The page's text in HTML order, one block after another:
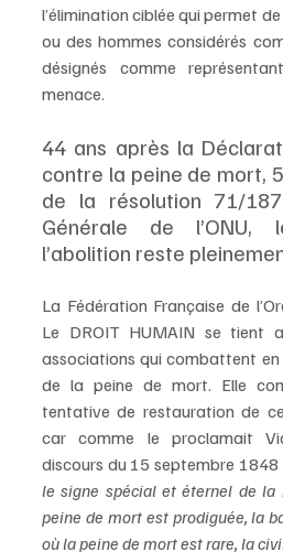
l’élimination ciblée qui permet
ou des hommes considérés
désignés comme
menace.
44 ans après la
contre la peine de mort,
de la résolution 71/
Générale de
l’abolition reste
La Fédération Française de
Le DROIT HUMAIN se tient
associations qui combattent en
de la peine de mort. Elle
tentative de restauration de
car comme le proclamait
discours du 15 septembre
le signe spécial et éternel de la
peine de mort est prodiguée, la
où la peine de mort est rare, la